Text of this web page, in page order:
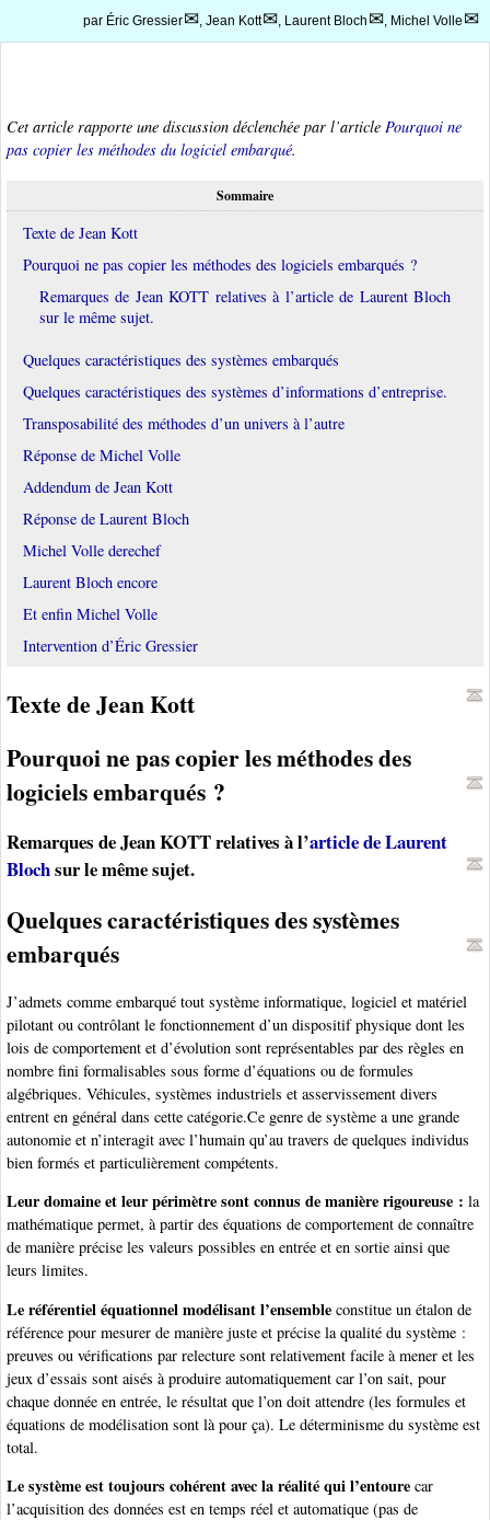
par Éric Gressier , Jean Kott , Laurent Bloch , Michel Volle
Cet article rapporte une discussion déclenchée par l’article Pourquoi ne
pas copier les méthodes du logiciel embarqué.
Sommaire
Texte de Jean Kott
Pourquoi ne pas copier les méthodes des logiciels embarqués ?
Remarques de Jean KOTT relatives à l’article de Laurent Bloch
sur le même sujet.
Quelques caractéristiques des systèmes embarqués
Quelques caractéristiques des systèmes d’informations d’entreprise.
Transposabilité des méthodes d’un univers à l’autre
Réponse de Michel Volle
Addendum de Jean Kott
Réponse de Laurent Bloch
Michel Volle derechef
Laurent Bloch encore
Et enfin Michel Volle
Intervention d’Éric Gressier
Texte de Jean Kott
Pourquoi ne pas copier les méthodes des
logiciels embarqués ?
Remarques de Jean KOTT relatives à l’article de Laurent
Blochsur le même sujet.
Quelques caractéristiques des systèmes
embarqués
J’admets comme embarqué tout système informatique, logiciel et matériel
pilotant ou contrôlant le fonctionnement d’un dispositif physique dont les
lois de comportement et d’évolution sont représentables par des règles en
nombre fini formalisables sous forme d’équations ou de formules
algébriques. Véhicules, systèmes industriels et asservissement divers
entrent en général dans cette catégorie.Ce genre de système a une grande
autonomie et n’interagit avec l’humain qu’au travers de quelques individus
bien formés et particulièrement compétents.
Leur domaine et leur périmètre sont connus de manière rigoureuse : la
mathématique permet, à partir des équations de comportement de connaître
de manière précise les valeurs possibles en entrée et en sortie ainsi que
leurs limites.
Le référentiel équationnel modélisant l’ensemble constitue un étalon de
référence pour mesurer de manière juste et précise la qualité du système :
preuves ou vérifications par relecture sont relativement facile à mener et les
jeux d’essais sont aisés à produire automatiquement car l’on sait, pour
chaque donnée en entrée, le résultat que l’on doit attendre (les formules et
équations de modélisation sont là pour ça). Le déterminisme du système est
total.
Le système est toujours cohérent avec la réalité qui l’entoure car
l’acquisition des données est en temps réel et automatique (pas de